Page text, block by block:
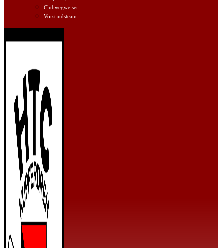
Clubwegweiser
Vorstandsteam